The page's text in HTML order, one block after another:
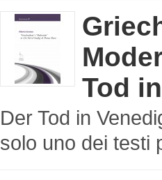
Tod
Der Tod in
solo uno dei testi